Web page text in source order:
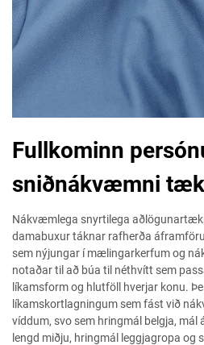
Fullkominn
sniðnákvæmni
Nákvæmlega snyrtilega
damabuxur táknar rafherða
sem nýjungar í mælingarkerfum og
notaðar til að búa til néthvítt sem
líkamsform og hlutföll hverjar konu.
líkamskortlagningum sem fást við
víddum, svo sem hringmál belgja,
lengd miðju, hringmál leggjagropa og